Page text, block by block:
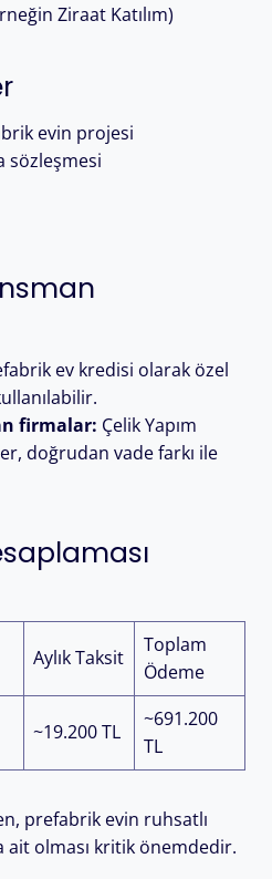
Ziraat Katılım)
evin projesi
sözleşmesi
ev kredisi olarak özel
firmalar: Çelik Yapım
doğrudan vade farkı ile
Aylık Taksit
Toplam
Ödeme
~19.200 TL
~691.200
TL
prefabrik evin ruhsatlı
ait olması kritik önemdedir.